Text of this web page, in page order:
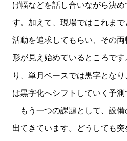
げ幅などを話し合いながら決
す。加えて、現場ではこれま
活動を追求してもらい、その両
形が見え始めているところで
り、単月ベースでは黒字とな
は黒字化へシフトしていく予測
もう一つの課題として、設備
出てきています。どうしても